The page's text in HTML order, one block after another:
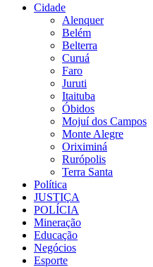
Cidade
Alenquer
Belém
Belterra
Curuá
Faro
Juruti
Itaituba
Óbidos
Mojuí dos Campos
Monte Alegre
Oriximiná
Rurópolis
Terra Santa
Política
JUSTIÇA
POLÍCIA
Mineração
Educação
Negócios
Esporte